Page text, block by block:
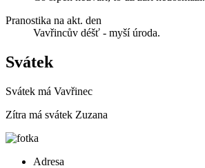
Pranostika na akt. den
Vavřincův déšť - myší úroda.
Svátek
Svátek má Vavřinec
Zítra má svátek Zuzana
Adresa